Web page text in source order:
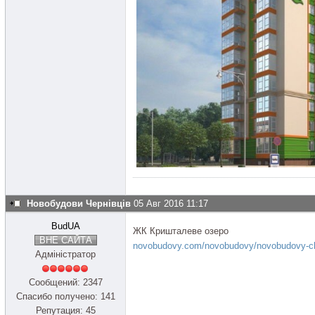
Новобудови Чернівців 05 Авг 2016 11:17
BudUA
ВНЕ САЙТА
Адміністратор
Сообщений: 2347
Спасибо получено: 141
Репутация: 45
ЖК Кришталеве озеро
novobudovy.com/novobudovy/novobudovy-